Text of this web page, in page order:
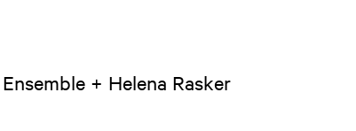
+ Helena Rasker